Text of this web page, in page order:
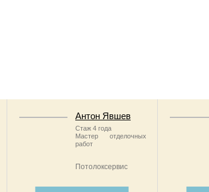
Антон Явшев
Стаж 4 года
Мастер отделочных
работ
Потолоксервис